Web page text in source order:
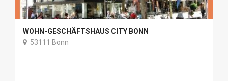
WOHN-GESCHÄFTSHAUS CITY BONN
53111 Bonn